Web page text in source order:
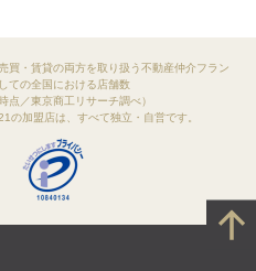
買・賃貸の両方を取り扱う不動産仲介フラン
ての全国における店舗数
点／東京商工リサーチ調べ）
の加盟店は、すべて独立・自営です。